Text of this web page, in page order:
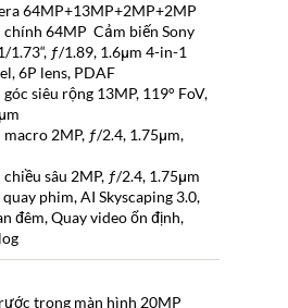
64MP+13MP+2MP+2MP
chính 64MP Cảm biến Sony
1.73“, ƒ/1.89, 1.6μm 4-in-1
6P lens, PDAF
siêu rộng 13MP, 119° FoV,
2MP, ƒ/2.4, 1.75μm,
sâu 2MP, ƒ/2.4, 1.75μm
phim, AI Skyscaping 3.0,
đêm, Quay video ổn định,
trong màn hình 20MP